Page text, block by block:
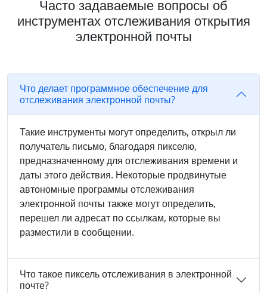
Часто задаваемые вопросы об
инструментах отслеживания открытия
электронной почты
Что делает программное обеспечение для
отслеживания электронной почты?
Такие инструменты могут определить, открыл ли
получатель письмо, благодаря пикселю,
предназначенному для отслеживания времени и
даты этого действия. Некоторые продвинутые
автономные программы отслеживания
электронной почты также могут определить,
перешел ли адресат по ссылкам, которые вы
разместили в сообщении.
Что такое пиксель отслеживания в электронной
почте?